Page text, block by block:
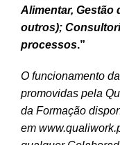
Alimentar, Gestão
outros);
processos.”
O funcionamento
promovidas pela
da Formação
em